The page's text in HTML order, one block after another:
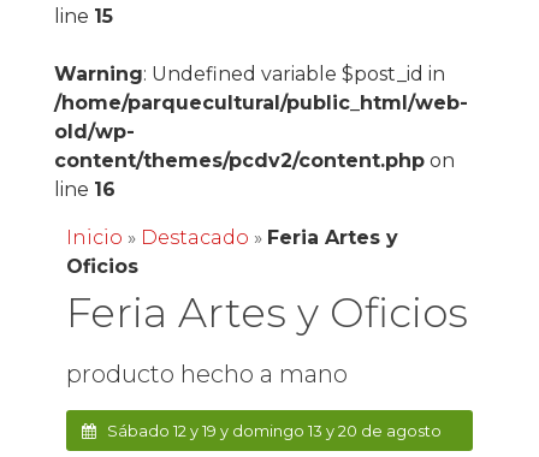
line 15
Warning: Undefined variable $post_id in
/home/parquecultural/public_html/web-
old/wp-
content/themes/pcdv2/content.phpon
line 16
Inicio » Destacado » Feria Artes y
Oficios
Feria Artes y Oficios
producto hecho a mano
Sábado 12 y 19 y domingo 13 y 20 de agosto